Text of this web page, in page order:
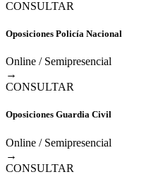
CONSULTAR
Oposiciones Policía Nacional
Online / Semipresencial
→
CONSULTAR
Oposiciones Guardia Civil
Online / Semipresencial
→
CONSULTAR